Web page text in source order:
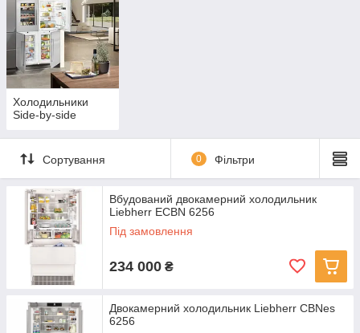
Холодильники
Side-by-side
Сортування 0 Фільтри
Вбудований двокамерний холодильник
Liebherr ECBN 6256
Під замовлення
234 000 ₴
Двокамерний холодильник Liebherr CBNes
6256